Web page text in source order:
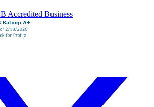
Accredited Business